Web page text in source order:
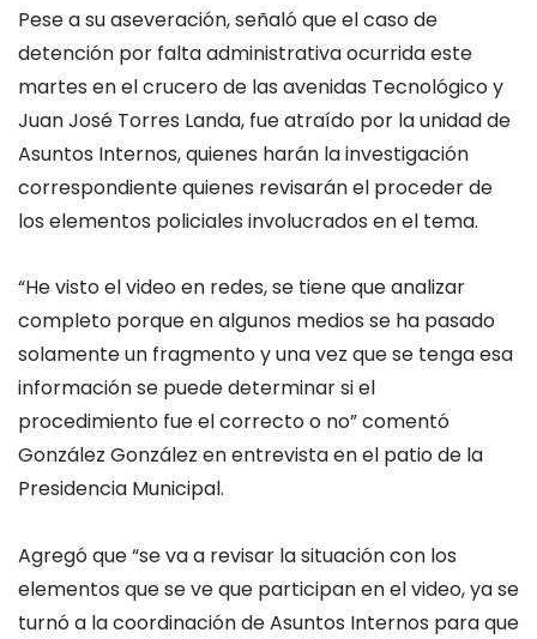
Pese a su aseveración, señaló que el caso de
detención por falta administrativa ocurrida este
martes en el crucero de las avenidas Tecnológico y
Juan José Torres Landa, fue atraído por la unidad de
Asuntos Internos, quienes harán la investigación
correspondiente quienes revisarán el proceder de
los elementos policiales involucrados en el tema.
“He visto el video en redes, se tiene que analizar
completo porque en algunos medios se ha pasado
solamente un fragmento y una vez que se tenga esa
información se puede determinar si el
procedimiento fue el correcto o no” comentó
González González en entrevista en el patio de la
Presidencia Municipal.
Agregó que “se va a revisar la situación con los
elementos que se ve que participan en el video, ya se
turnó a la coordinación de Asuntos Internos para que